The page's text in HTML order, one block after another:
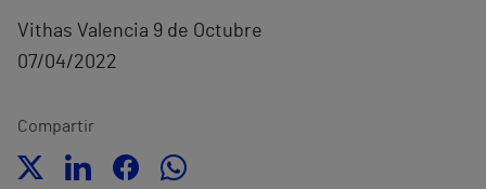
Vithas Valencia 9 de Octubre
07/04/2022
Compartir